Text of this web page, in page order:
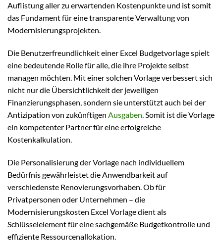
Auflistung aller zu erwartenden Kostenpunkte und ist somit
das Fundament für eine transparente Verwaltung von
Modernisierungsprojekten.
Die Benutzerfreundlichkeit einer Excel Budgetvorlage spielt
eine bedeutende Rolle für alle, die ihre Projekte selbst
managen möchten. Mit einer solchen Vorlage verbessert sich
nicht nur die Übersichtlichkeit der jeweiligen
Finanzierungsphasen, sondern sie unterstützt auch bei der
Antizipation von zukünftigen Ausgaben. Somit ist die Vorlage
ein kompetenter Partner für eine erfolgreiche
Kostenkalkulation.
Die Personalisierung der Vorlage nach individuellem
Bedürfnis gewährleistet die Anwendbarkeit auf
verschiedenste Renovierungsvorhaben. Ob für
Privatpersonen oder Unternehmen – die
Modernisierungskosten Excel Vorlage dient als
Schlüsselelement für eine sachgemäße Budgetkontrolle und
effiziente Ressourcenallokation.